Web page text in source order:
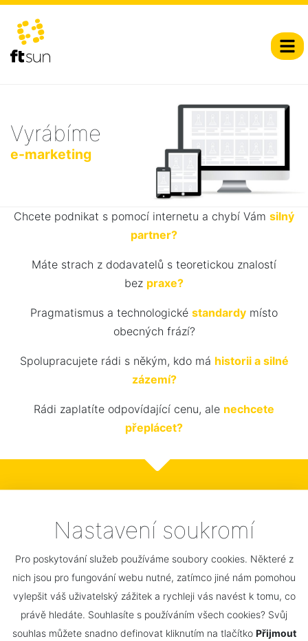
Nastavení soukromí
Pro poskytování služeb používáme soubory cookies. Některé z
nich jsou pro fungování webu nutné, zatímco jiné nám pomohou
vylepšit váš uživatelský zážitek a rychleji vás navést k tomu, co
právě hledáte. Souhlasíte s používáním všech cookies? Svůj
souhlas můžete snadno definovat kliknutím na tlačítko Přijmout
Vyrábíme
e-marketing
Chcete podnikat s pomocí internetu a chybí Vám silný
partner?
Máte strach z dodavatelů s teoretickou znalostí
bez praxe?
Pragmatismus a technologické standardy místo
obecných frází?
Spolupracujete rádi s někým, kdo má historii a silné
zázemí?
Rádi zaplatíte odpovídající cenu, ale nechcete
přeplácet?
Odpovězte 5x ano
a pak s námi
neztrácíte čas...